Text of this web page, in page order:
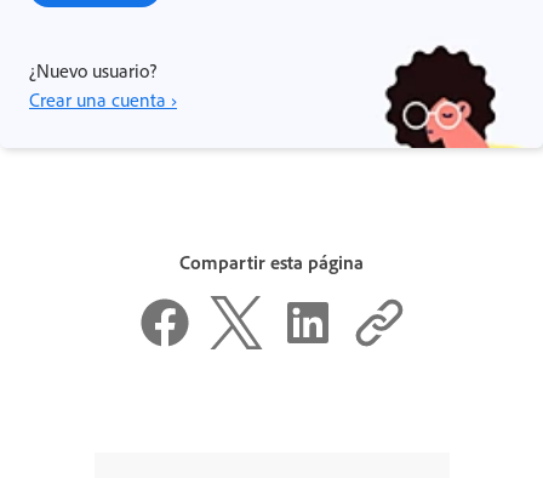
¿Nuevo usuario?
Crear una cuenta ›
Compartir esta página